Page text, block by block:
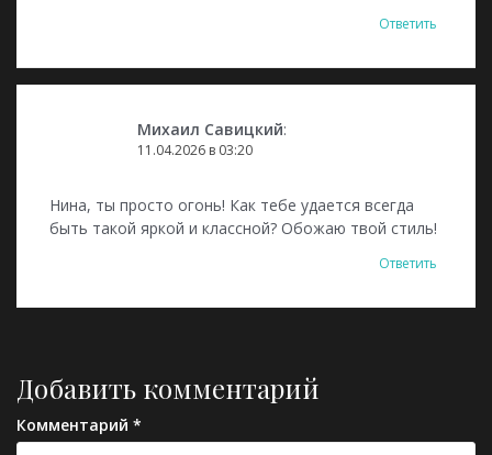
Ответить
Михаил Савицкий:
11.04.2026 в 03:20
Нина, ты просто огонь! Как тебе удается всегда
быть такой яркой и классной? Обожаю твой стиль!
Ответить
Добавить комментарий
Комментарий *